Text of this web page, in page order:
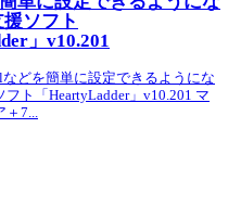
ソフト
」v10.201
どを簡単に設定できるようにな
フト「HeartyLadder」v10.201 マ
＋7...